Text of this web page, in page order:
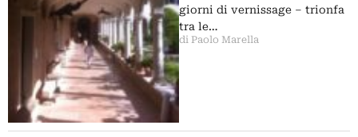
giorni di vernissage – trionfa
tra le…
di Paolo Marella